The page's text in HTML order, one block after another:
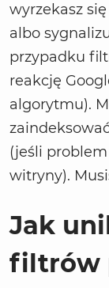
wyrzekasz
albo
przypadku
reakcję
algorytmu).
(jeśli
witryny).
Jak
filtrów